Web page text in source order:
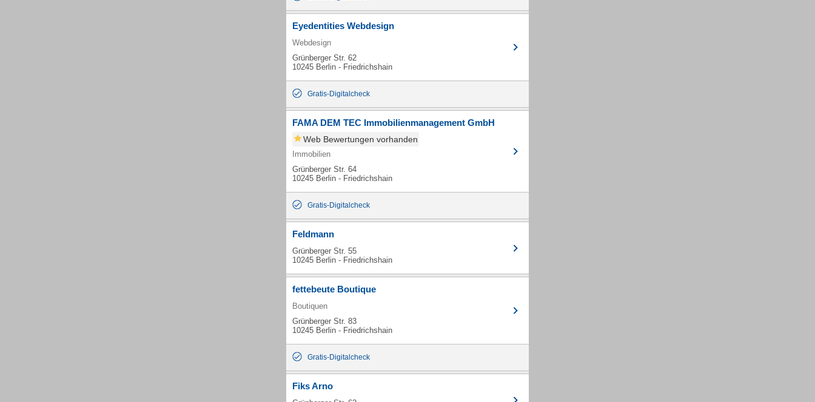
Eyedentities Webdesign
Webdesign
Grünberger Str. 62
10245 Berlin - Friedrichshain
Gratis-Digitalcheck
FAMA DEM TEC Immobilienmanagement GmbH
Web Bewertungen vorhanden
Immobilien
Grünberger Str. 64
10245 Berlin - Friedrichshain
Gratis-Digitalcheck
Feldmann
Grünberger Str. 55
10245 Berlin - Friedrichshain
fettebeute Boutique
Boutiquen
Grünberger Str. 83
10245 Berlin - Friedrichshain
Gratis-Digitalcheck
Fiks Arno